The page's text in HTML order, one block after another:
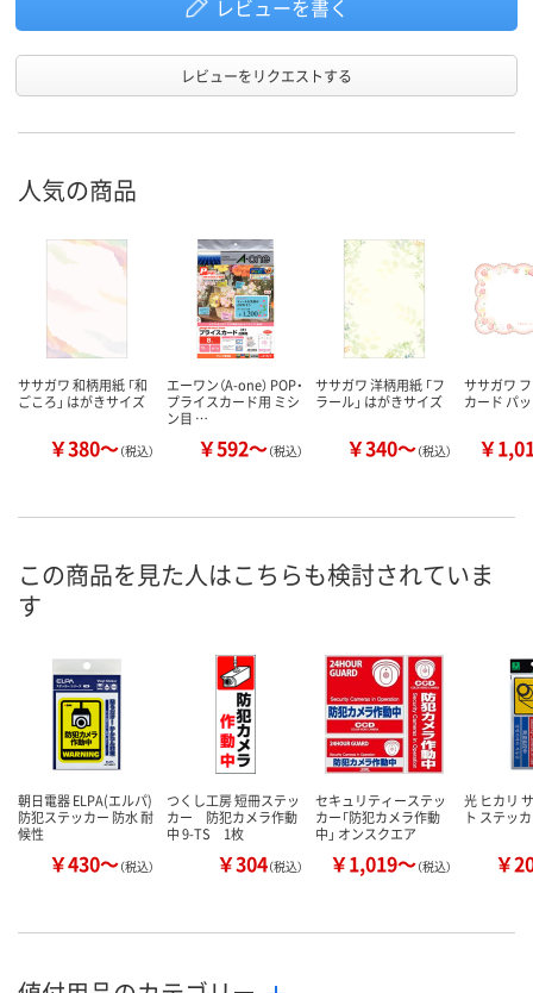
レビューを書く
レビューをリクエストする
人気の商品
ササガワ 和柄用紙 「和
ごころ」 はがきサイズ
￥380～（税込）
エーワン（A-one） POP・
プライスカード用 ミシ
ン目 …
￥592～（税込）
ササガワ 洋柄用紙 「フ
ラール」 はがきサイズ
￥340～（税込）
ササガワ
カード パ
￥
この商品を見た人はこちらも検討されていま
す
朝日電器 ELPA(エルパ)
防犯ステッカー 防水 耐
候性
￥430～（税込）
つくし工房 短冊ステッ
カー 防犯カメラ作動
中 9-TS 1枚
￥304（税込）
セキュリティーステッ
カー「防犯カメラ作動
中」 オンスクエア
￥1,019～（税込）
光 ヒカリ
ト ステッ
￥